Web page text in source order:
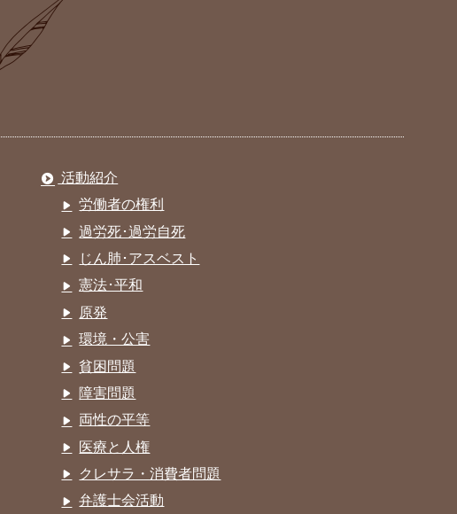
活動紹介
労働者の権利
過労死･過労自死
じん肺･アスベスト
憲法･平和
原発
環境・公害
貧困問題
障害問題
両性の平等
医療と人権
クレサラ・消費者問題
弁護士会活動